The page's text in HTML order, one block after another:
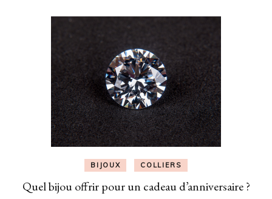
BIJOUX COLLIERS
Quel bijou offrir pour un cadeau d’anniversaire ?